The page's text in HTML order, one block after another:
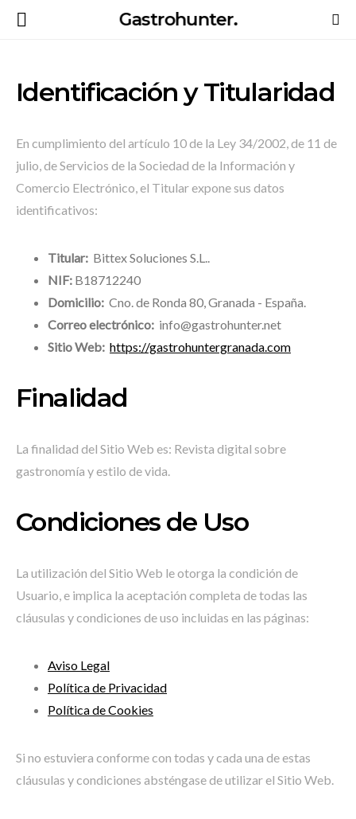
Gastrohunter.
Identificación y Titularidad
En cumplimiento del artículo 10 de la Ley 34/2002, de 11 de
julio, de Servicios de la Sociedad de la Información y
Comercio Electrónico, el Titular expone sus datos
identificativos:
Titular: Bittex Soluciones S.L..
NIF: B18712240
Domicilio: Cno. de Ronda 80, Granada - España.
Correo electrónico: info@gastrohunter.net
Sitio Web: https://gastrohuntergranada.com
Finalidad
La finalidad del Sitio Web es: Revista digital sobre
gastronomía y estilo de vida.
Condiciones de Uso
La utilización del Sitio Web le otorga la condición de
Usuario, e implica la aceptación completa de todas las
cláusulas y condiciones de uso incluidas en las páginas:
Aviso Legal
Política de Privacidad
Política de Cookies
Si no estuviera conforme con todas y cada una de estas
cláusulas y condiciones absténgase de utilizar el Sitio Web.